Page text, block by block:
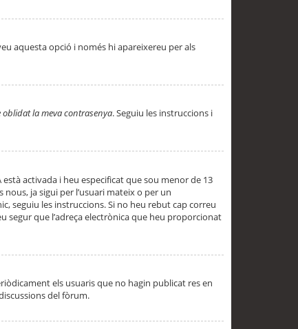
aquesta opció i només hi apareixereu per als
oblidat la meva contrasenya. Seguiu les instruccions i
activada i heu especificat que sou menor de 13
ja sigui per l’usuari mateix o per un
seguiu les instruccions. Si no heu rebut cap correu
segur que l’adreça electrònica que heu proporcionat
els usuaris que no hagin publicat res en
del fòrum.